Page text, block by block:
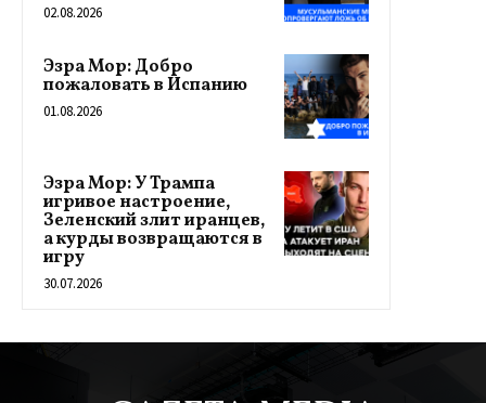
02.08.2026
Эзра Мор: Добро
пожаловать в Испанию
01.08.2026
Эзра Мор: У Трампа
игривое настроение,
Зеленский злит иранцев,
а курды возвращаются в
игру
30.07.2026